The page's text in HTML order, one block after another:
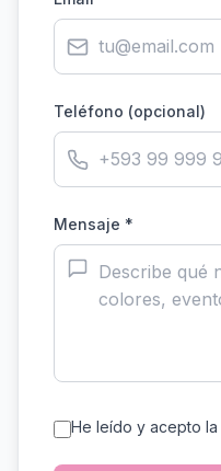
Teléfono (opcional)
Mensaje *
He leído y acepto la